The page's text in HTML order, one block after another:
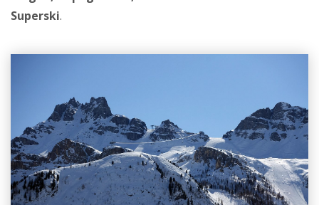
Superski.